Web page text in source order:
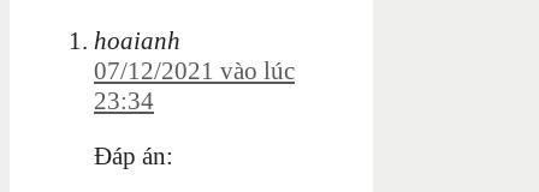
hoaianh
07/12/2021 vào lúc
23:34
Đáp án: